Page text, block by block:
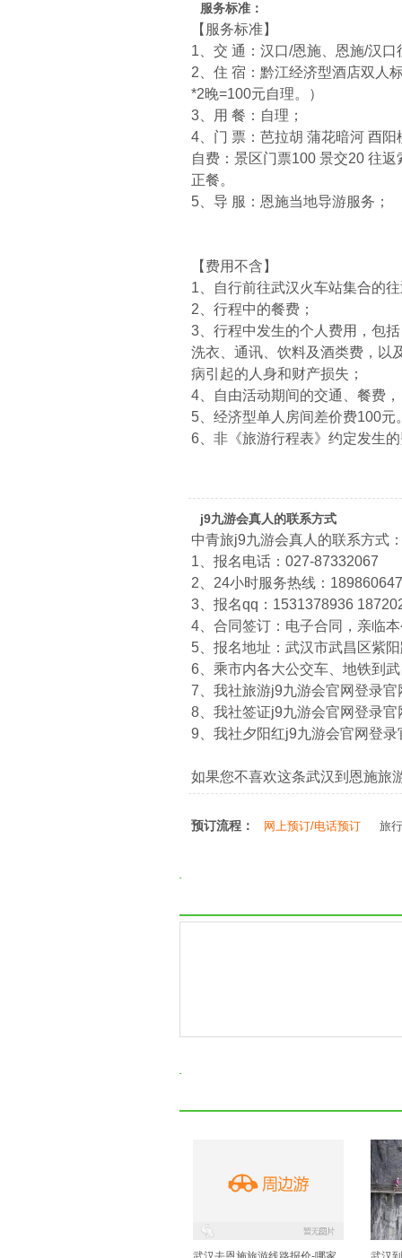
服务标准：
【服务标准】
1、交 通：汉口/恩施、恩施/汉
2、住 宿：黔江经济型酒店双人
*2晚=100元自理。）
3、用 餐：自理；
4、门 票：芭拉胡 蒲花暗河 酉阳
自费：景区门票100 景交20 往
正餐。
5、导 服：恩施当地导游服务；
【费用不含】
1、自行前往武汉火车站集合的
2、行程中的餐费；
3、行程中发生的个人费用，包
洗衣、通讯、饮料及酒类费，以
病引起的人身和财产损失；
4、自由活动期间的交通、餐费
5、经济型单人房间差价费100元
6、非《旅游行程表》约定发生
j9九游会真人的联系方式
中青旅j9九游会真人的联系方式
1、报名电话：027-87332067
2、24小时服务热线：
3、报名qq：1531378936
4、合同签订：电子合同，亲临
5、报名地址：武汉市武昌区紫
6、乘市内各大公交车、地铁到
7、我社旅游j9九游会官网登录
8、我社签证j9九游会官网登录
9、我社夕阳红j9九游会官网登
如果您不喜欢这条武汉到恩施旅
预订流程： 网上预订/电话预订 旅